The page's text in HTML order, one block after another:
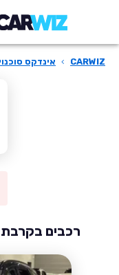
CARWIZ
› אינדקס
רכבים בקרבת